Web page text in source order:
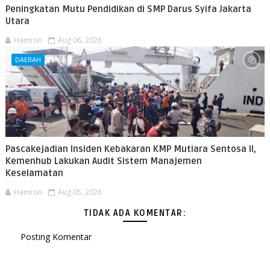
Peningkatan Mutu Pendidikan di SMP Darus Syifa Jakarta
Utara
Hamron Aug 06, 2026
DAERAH
Pascakejadian Insiden Kebakaran KMP Mutiara Sentosa II,
Kemenhub Lakukan Audit Sistem Manajemen
Keselamatan
Hamron Aug 05, 2026
TIDAK ADA KOMENTAR:
Posting Komentar